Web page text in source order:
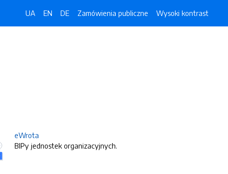
UA EN DE Zamówienia publiczne Wysoki kontrast
eWrota
BIPy jednostek organizacyjnych.